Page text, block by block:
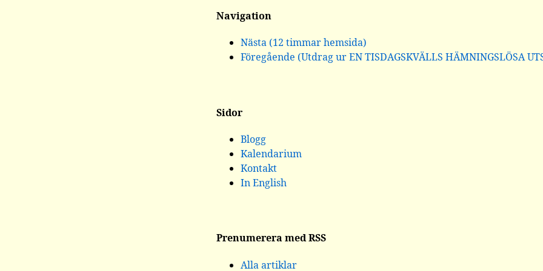
Navigation
Nästa (12 timmar hemsida)
Föregående (Utdrag ur EN TISDAGSKVÄLLS HÄMNINGSLÖSA
Sidor
Blogg
Kalendarium
Kontakt
In English
Prenumerera med RSS
Alla artiklar